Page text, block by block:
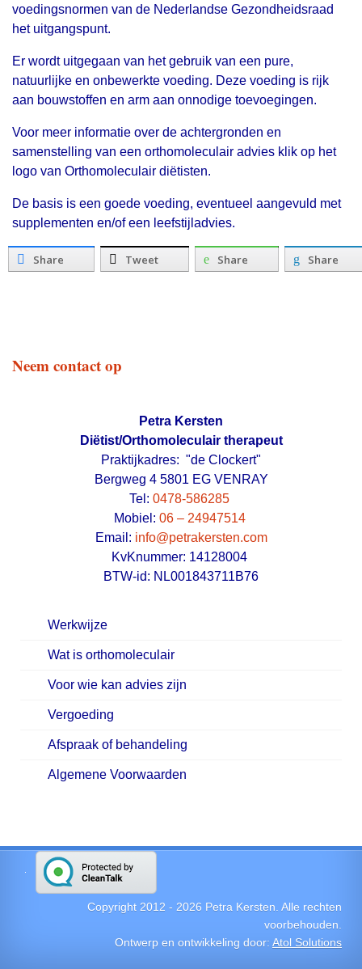
Neem contact op
Petra Kersten
Diëtist/Orthomoleculair therapeut
Praktijkadres: "de Clockert"
Bergweg 4 5801 EG VENRAY
Tel: 0478-586285
Mobiel: 06 – 24947514
Email: info@petrakersten.com
KvKnummer: 14128004
BTW-id: NL001843711B76
Werkwijze
Wat is orthomoleculair
Voor wie kan advies zijn
Vergoeding
Afspraak of behandeling
Algemene Voorwaarden
voedingsnormen van de Nederlandse Gezondheidsraad
het uitgangspunt.
Er wordt uitgegaan van het gebruik van een pure,
natuurlijke en onbewerkte voeding. Deze voeding is rijk
aan bouwstoffen en arm aan onnodige toevoegingen.
Voor meer informatie over de achtergronden en
samenstelling van een orthomoleculair advies klik op het
logo van Orthomoleculair diëtisten.
De basis is een goede voeding, eventueel aangevuld met
supplementen en/of een leefstijladvies.
Share Tweet Share Share
Copyright 2012 - 2026 Petra Kersten. Alle rechten
voorbehouden.
Ontwerp en ontwikkeling door: Atol Solutions